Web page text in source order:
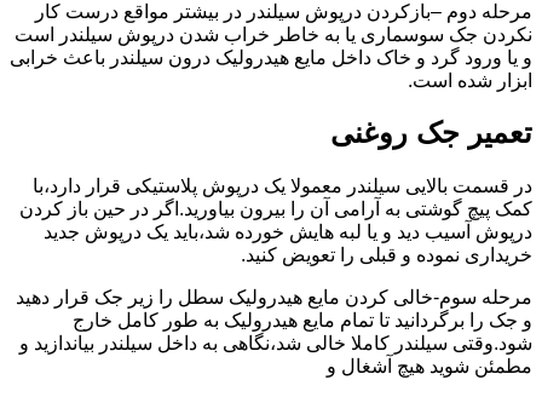
مرحله دوم –بازکردن درپوش سیلندر در بیشتر مواقع درست کار
نکردن جک سوسماری یا به خاطر خراب شدن درپوش سیلندر است
و یا ورود گرد و خاک داخل مایع هیدرولیک درون سیلندر باعث خرابی
ابزار شده است.
تعمیر جک روغنی
در قسمت بالایی سیلندر معمولا یک درپوش پلاستیکی قرار دارد،با
کمک پیچ گوشتی به آرامی آن را بیرون بیاورید.اگر در حین باز کردن
درپوش آسیب دید و یا لبه هایش خورده شد،باید یک درپوش جدید
خریداری نموده و قبلی را تعویض کنید.
مرحله سوم-خالی کردن مایع هیدرولیک سطل را زیر جک قرار دهید
و جک را برگردانید تا تمام مایع هیدرولیک به طور کامل خارج
شود.وقتی سیلندر کاملا خالی شد،نگاهی به داخل سیلندر بیاندازید و
مطمئن شوید هیچ آشغال و